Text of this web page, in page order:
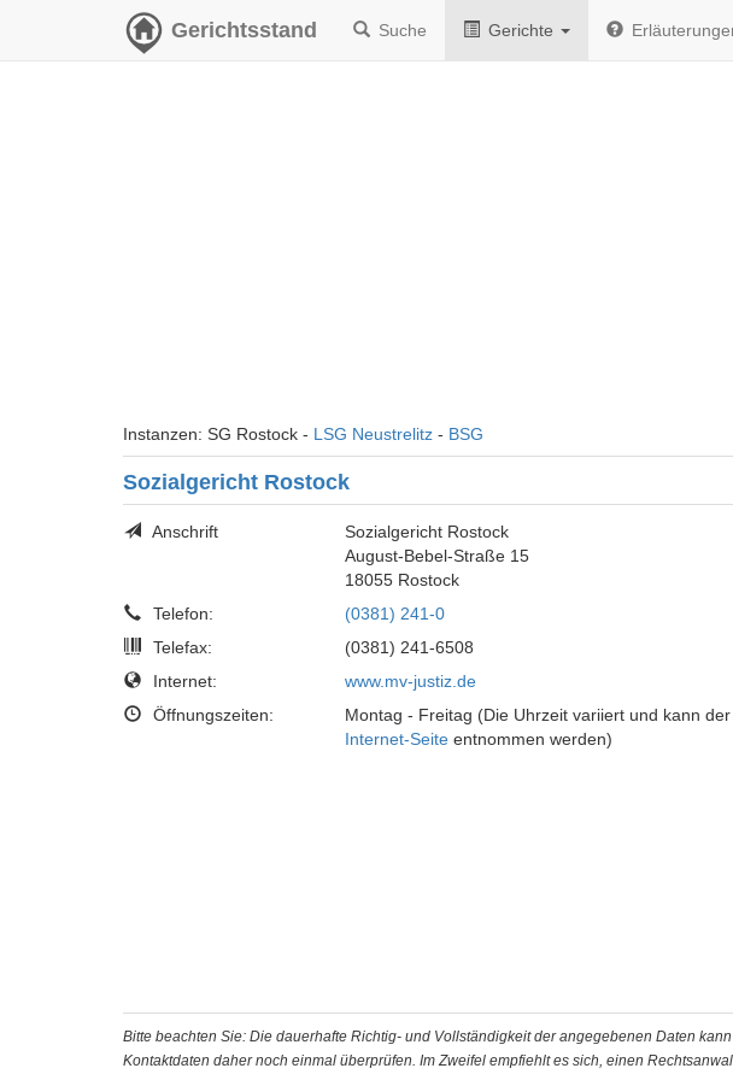
Gerichtsstand Suche Gerichte
Instanzen: SG Rostock - LSG Neustrelitz - BSG
Sozialgericht Rostock
Anschrift
Sozialgericht Rostock
August-Bebel-Straße 15
18055 Rostock
Telefon:
(0381) 241-0
Telefax:
(0381) 241-6508
Internet:
www.mv-justiz.de
Öffnungszeiten:
Montag - Freitag (Die Uhrzeit variiert und kann der
Internet-Seite entnommen werden)
Bitte beachten Sie: Die dauerhafte Richtig- und Vollständigkeit der angegebenen Daten
Kontaktdaten daher noch einmal überprüfen. Im Zweifel empfiehlt es sich, einen